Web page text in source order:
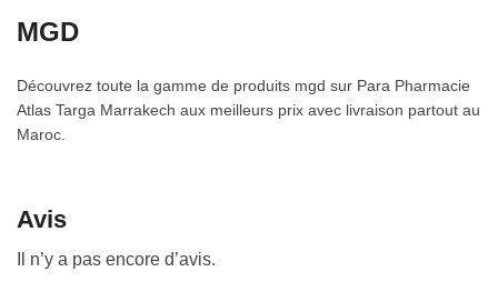
MGD
Découvrez toute la gamme de produits mgd sur Para Pharmacie
Atlas Targa Marrakech aux meilleurs prix avec livraison partout au
Maroc.
Avis
Il n’y a pas encore d’avis.